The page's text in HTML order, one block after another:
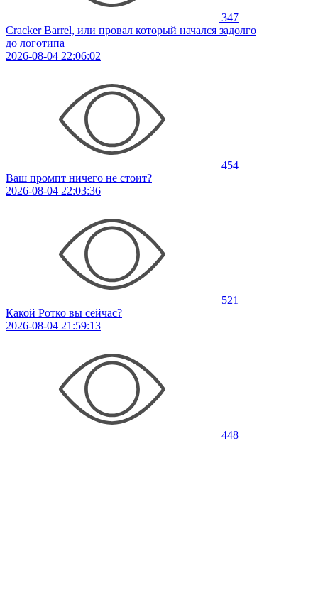
347
Cracker Barrel, или провал который начался задолго
до логотипа
2026-08-04 22:06:02
454
Ваш промпт ничего не стоит?
2026-08-04 22:03:36
521
Какой Ротко вы сейчас?
2026-08-04 21:59:13
448